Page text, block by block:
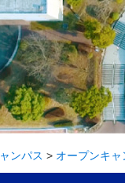
ンパス > オープンキ